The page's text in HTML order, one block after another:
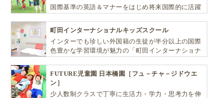
国際基準の英語＆マナーをはじめ将来国際的に活躍
EDU（キッズ・エデュ）」は幼児から小学生まで一
貫して学べる充実のカリキュラムが魅力です
町田インターナショナルキッズスクール
インターでも珍しい外国籍の生徒が半分以上の国際
色豊かな学習環境が魅力の「町田インターナショナ
FUTURE児童園 日本橋園［フュ－チャ－ジドウエ
ン］
少人数制クラスで丁寧に生活力・学力・思考力を伸